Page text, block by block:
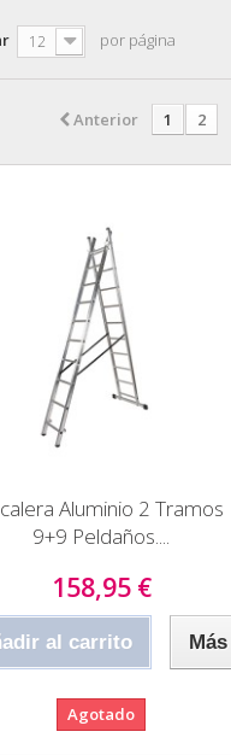
12 por página
Anterior 1 2
Aluminio 2 Tramos
9+9 Peldaños....
158,95 €
al carrito Más
Agotado